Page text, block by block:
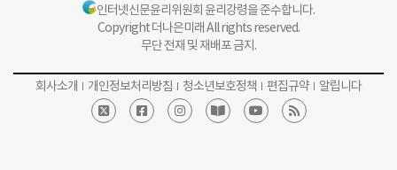
인터넷신문윤리위원회 윤리강령을 준수합니다.
Copyright 더나은미래 All rights reserved.
무단 전재 및 재배포 금지.
회사소개 개인정보처리방침 청소년보호정책 편집규약 알립니다